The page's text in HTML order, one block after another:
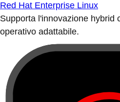
Red Hat Enterprise Linux
Supporta l'innovazione hybrid
operativo adattabile.